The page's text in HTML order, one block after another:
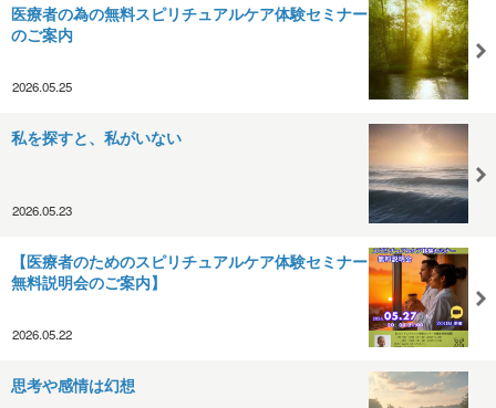
医療者の為の無料スピリチュアルケア体験セミナー
のご案内
2026.05.25
私を探すと、私がいない
2026.05.23
【医療者のためのスピリチュアルケア体験セミナー
無料説明会のご案内】
2026.05.22
思考や感情は幻想